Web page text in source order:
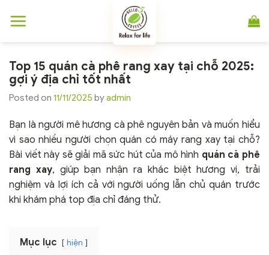
đến
Top 15 quán cà phê rang xay tại chỗ 2025:
gợi ý địa chỉ tốt nhất
Posted on 11/11/2025 byadmin
Bạn là người mê hương cà phê nguyên bản và muốn hiểu
vì sao nhiều người chọn quán có máy rang xay tại chỗ?
Bài viết này sẽ giải mã sức hút của mô hình quán cà phê
rang xay, giúp bạn nhận ra khác biệt hương vị, trải
nghiệm và lợi ích cả với người uống lẫn chủ quán trước
khi khám phá top địa chỉ đáng thử.
Mục lục hiện